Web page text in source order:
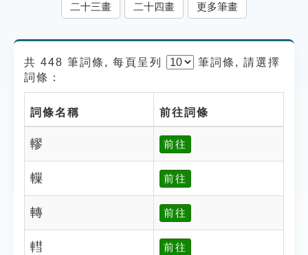
貓頭鷹博士
二十三畫 二十四畫 更多筆畫
共 448 筆詞條, 每頁呈列 筆詞條, 請選擇
詞條：
詞條名稱 前往詞條
轇 前往
轈 前往
轉 前往
轊 前往